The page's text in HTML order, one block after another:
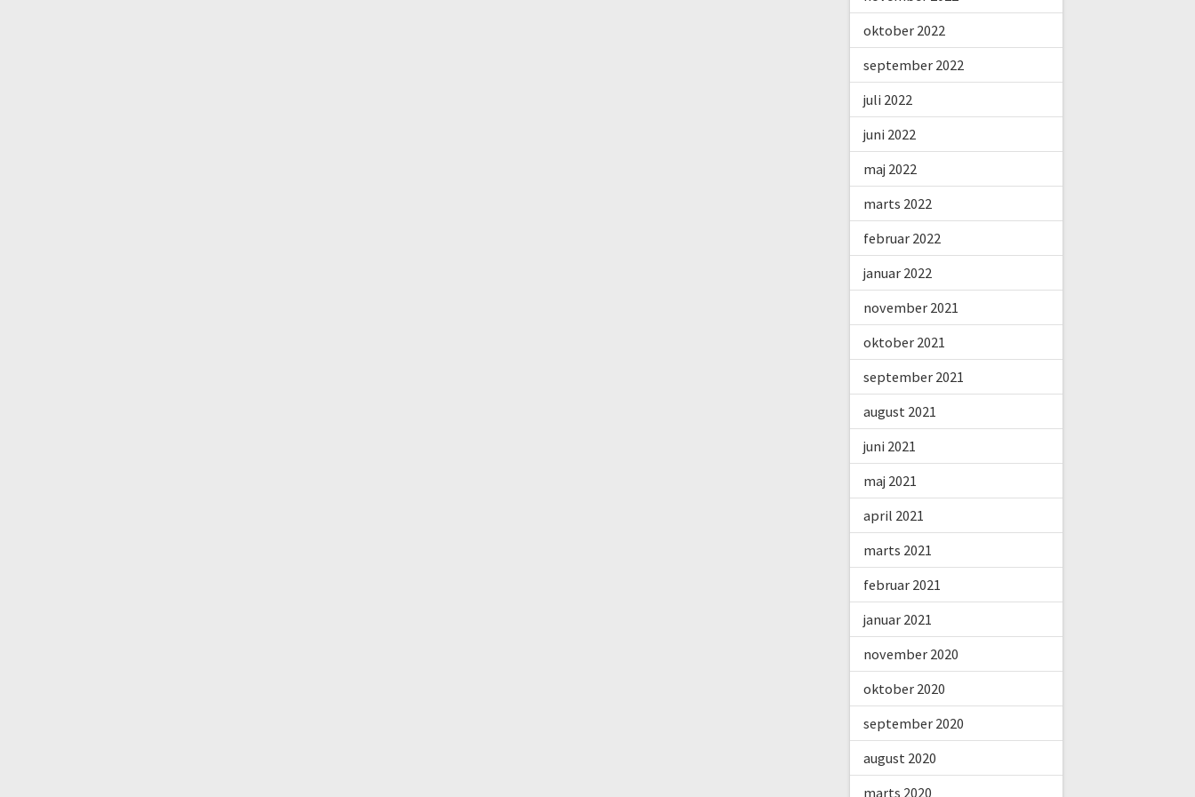
oktober 2022
september 2022
juli 2022
juni 2022
maj 2022
marts 2022
februar 2022
januar 2022
november 2021
oktober 2021
september 2021
august 2021
juni 2021
maj 2021
april 2021
marts 2021
februar 2021
januar 2021
november 2020
oktober 2020
september 2020
august 2020
marts 2020